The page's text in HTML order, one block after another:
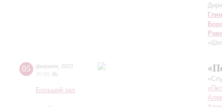
05 февраля 2023
20:00 Вс
Большой зал